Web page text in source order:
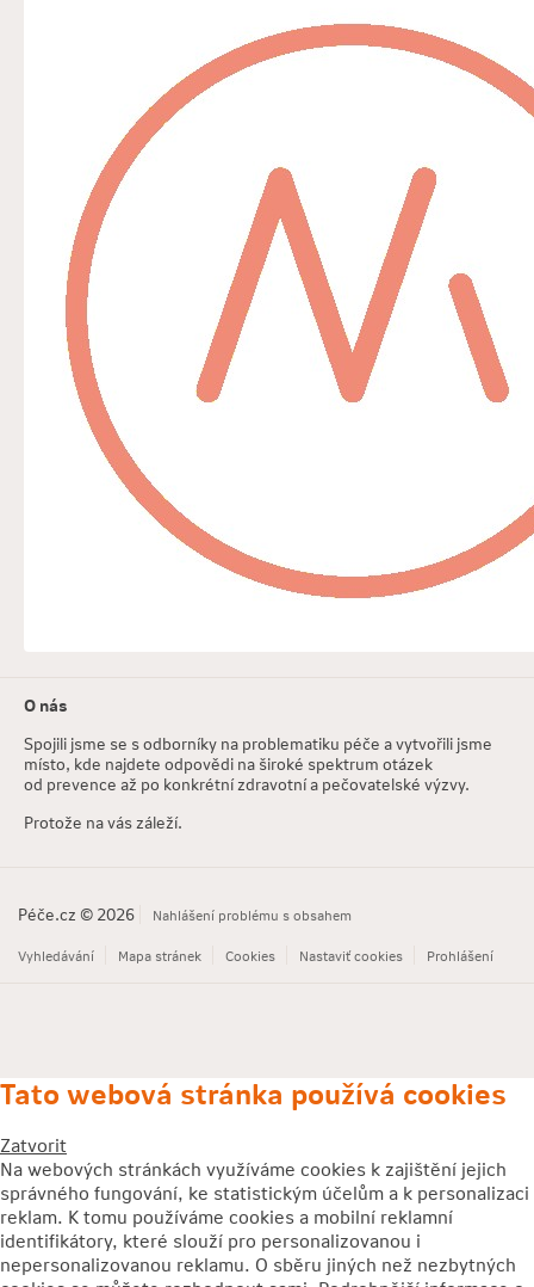
O nás
Spojili jsme se s odborníky na problematiku péče a vytvořili jsme
místo, kde najdete odpovědi na široké spektrum otázek
od prevence až po konkrétní zdravotní a pečovatelské výzvy.
Protože na vás záleží.
Péče.cz © 2026 Nahlášení problému s obsahem
Vyhledávání Mapa stránek Cookies Nastaviť cookies Prohlášení
Tato webová stránka používá cookies
Zatvorit
Na webových stránkách využíváme cookies k zajištění jejich
správného fungování, ke statistickým účelům a k personalizaci
reklam. K tomu používáme cookies a mobilní reklamní
identifikátory, které slouží pro personalizovanou i
nepersonalizovanou reklamu. O sběru jiných než nezbytných